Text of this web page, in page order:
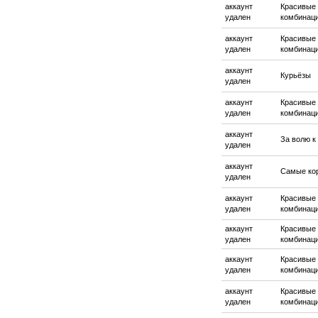
аккаунт
удален
Красивые
аккаунт
удален
Красивые
аккаунт
удален
Курьёзы
аккаунт
удален
Красивые
аккаунт
удален
За волю к
аккаунт
удален
Самые
аккаунт
удален
Красивые
аккаунт
удален
Красивые
аккаунт
удален
Красивые
аккаунт
удален
Красивые